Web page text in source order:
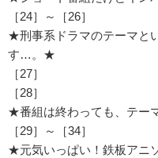
［24］～［26］
★刑事系ドラマのテーマと
す…。★
［27］
［28］
★番組は終わっても、テー
［29］～［34］
★元気いっぱい！鉄板アニ